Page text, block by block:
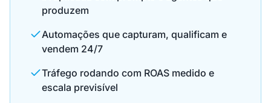
produzem
Automações que capturam, qualificam e
vendem 24/7
Tráfego rodando com ROAS medido e
escala previsível